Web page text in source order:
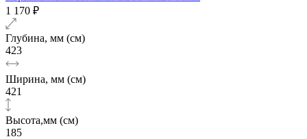
1 170 ₽
Глубина, мм (см)
423
Ширина, мм (см)
421
Высота,мм (см)
185